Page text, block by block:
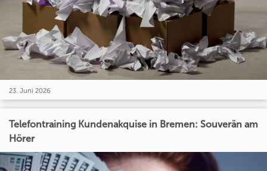
23. Juni 2026
Telefontraining Kundenakquise in Bremen: Souverän am
Hörer